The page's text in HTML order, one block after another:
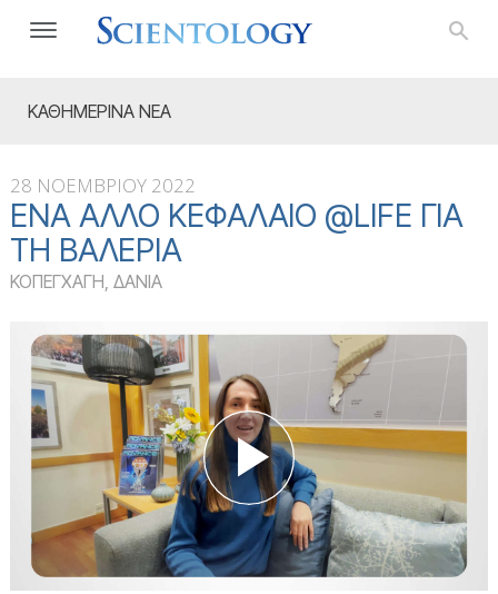
ΚΑΘΗΜΕΡΙΝΑ ΝΕΑ
28 ΝΟΕΜΒΡΙΟΥ 2022
ΈΝΑ ΆΛΛΟ ΚΕΦΆΛΑΙΟ @LIFE ΓΙΑ
ΤΗ ΒΑΛΈΡΙΑ
ΚΟΠΕΓΧΑΓΗ, ΔΑΝΙΑ